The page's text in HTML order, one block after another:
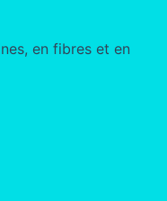
en fibres et en